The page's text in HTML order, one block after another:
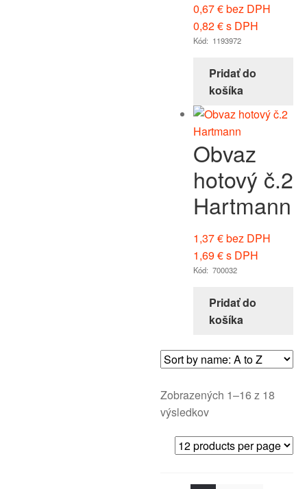
0,67€bez DPH
0,82€s DPH
Kód: 1193972
Pridať do
košíka
Obvaz
hotový č.2
Hartmann
1,37€bez DPH
1,69€s DPH
Kód: 700032
Pridať do
košíka
Zobrazených 1–16 z 18
výsledkov